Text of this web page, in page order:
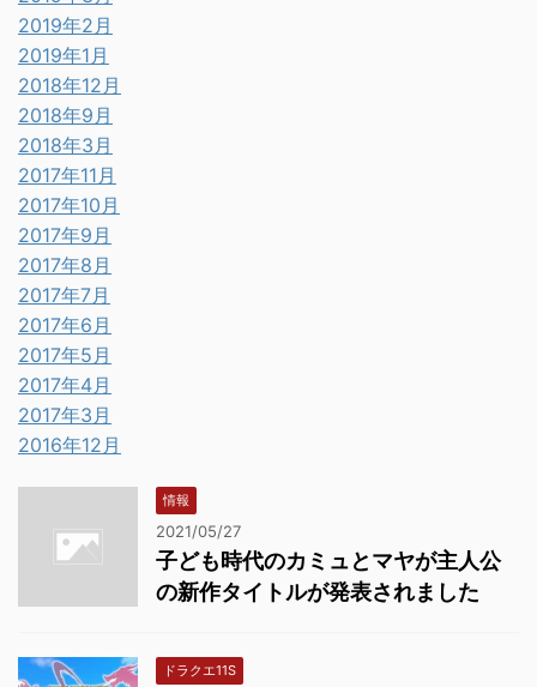
2019年2月
2019年1月
2018年12月
2018年9月
2018年3月
2017年11月
2017年10月
2017年9月
2017年8月
2017年7月
2017年6月
2017年5月
2017年4月
2017年3月
2016年12月
情報
2021/05/27
子ども時代のカミュとマヤが主人公
の新作タイトルが発表されました
ドラクエ11S